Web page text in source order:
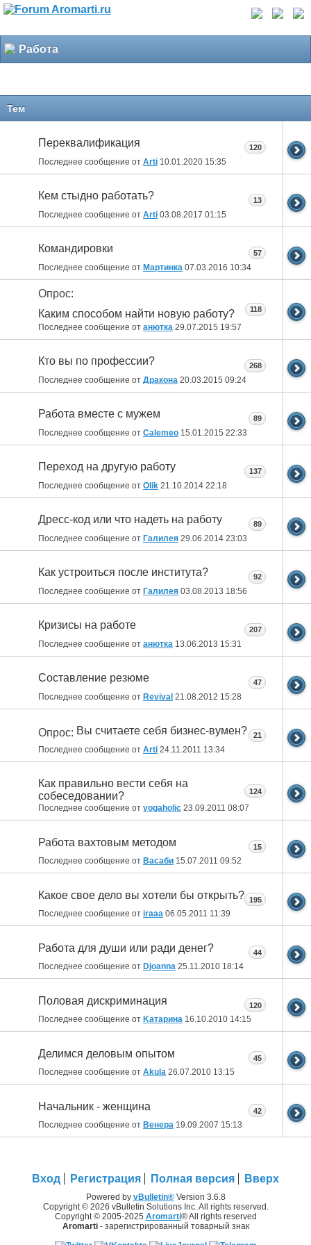
Работа
Тем
Переквалификация
Последнее сообщение от Arti 10.01.2020 15:35
120
Кем стыдно работать?
Последнее сообщение от Arti 03.08.2017 01:15
13
Командировки
Последнее сообщение от Мартинка 07.03.2016 10:34
57
Опрос:
Каким способом найти новую работу?
Последнее сообщение от анютка 29.07.2015 19:57
118
Кто вы по профессии?
Последнее сообщение от Дракона 20.03.2015 09:24
268
Работа вместе с мужем
Последнее сообщение от Calemeo 15.01.2015 22:33
89
Переход на другую работу
Последнее сообщение от Olik 21.10.2014 22:18
137
Дресс-код или что надеть на работу
Последнее сообщение от Галилея 29.06.2014 23:03
89
Как устроиться после института?
Последнее сообщение от Галилея 03.08.2013 18:56
92
Кризисы на работе
Последнее сообщение от анютка 13.06.2013 15:31
207
Составление резюме
Последнее сообщение от Revival 21.08.2012 15:28
47
Опрос: Вы считаете себя бизнес-вумен?
Последнее сообщение от Arti 24.11.2011 13:34
21
Как правильно вести себя на
собеседовании?
Последнее сообщение от yogaholic 23.09.2011 08:07
124
Работа вахтовым методом
Последнее сообщение от Васаби 15.07.2011 09:52
15
Какое свое дело вы хотели бы открыть?
Последнее сообщение от iraaa 06.05.2011 11:39
195
Работа для души или ради денег?
Последнее сообщение от Djoanna 25.11.2010 18:14
44
Половая дискриминация
Последнее сообщение от Kатарина 16.10.2010 14:15
120
Делимся деловым опытом
Последнее сообщение от Akula 26.07.2010 13:15
45
Начальник - женщина
Последнее сообщение от Венера 19.09.2007 15:13
42
Вход Регистрация Полная версия Вверх
Powered by vBulletin®Version 3.6.8
Copyright © 2026 vBulletin Solutions Inc. All rights reserved.
Copyright © 2005-2025 Aromarti® All rights reserved
Aromarti- зарегистрированный товарный знак